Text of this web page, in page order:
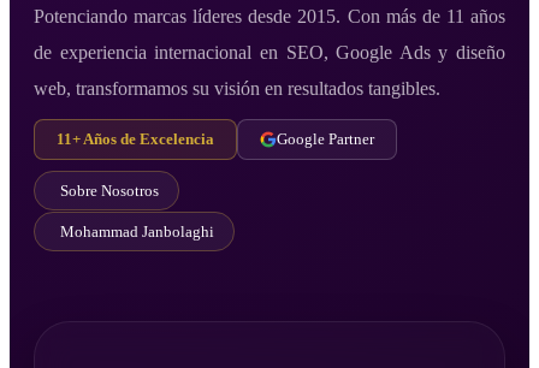
Potenciando marcas líderes desde 2015. Con más de 11 años
de experiencia internacional en SEO, Google Ads y diseño
web, transformamos su visión en resultados tangibles.
11+ Años de Excelencia Google Partner
Sobre Nosotros
Mohammad Janbolaghi